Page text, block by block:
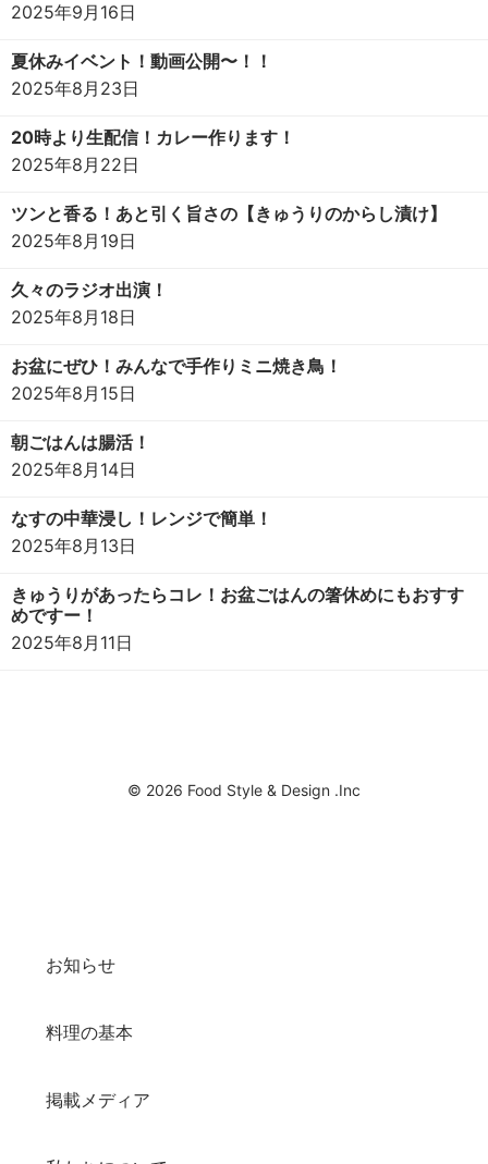
2025年9月16日
夏休みイベント！動画公開〜！！
2025年8月23日
20時より生配信！カレー作ります！
2025年8月22日
ツンと香る！あと引く旨さの【きゅうりのからし漬け】
2025年8月19日
久々のラジオ出演！
2025年8月18日
お盆にぜひ！みんなで手作りミニ焼き鳥！
2025年8月15日
朝ごはんは腸活！
2025年8月14日
なすの中華浸し！レンジで簡単！
2025年8月13日
きゅうりがあったらコレ！お盆ごはんの箸休めにもおすす
めですー！
2025年8月11日
© 2026 Food Style & Design .Inc
お知らせ
料理の基本
掲載メディア